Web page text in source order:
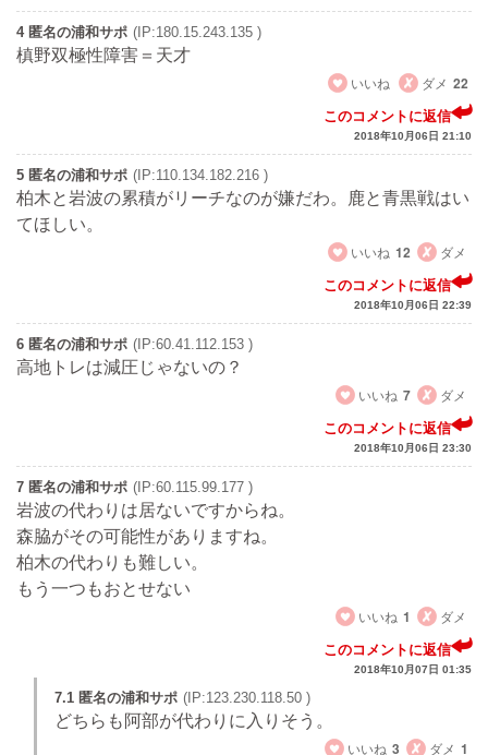
4 匿名の浦和サポ (IP:180.15.243.135 )
槙野双極性障害＝天才
いいね
ダメ 22
このコメントに返信
2018年10月06日 21:10
5 匿名の浦和サポ (IP:110.134.182.216 )
柏木と岩波の累積がリーチなのが嫌だわ。鹿と青黒戦はい
てほしい。
いいね 12 ダメ
このコメントに返信
2018年10月06日 22:39
6 匿名の浦和サポ (IP:60.41.112.153 )
高地トレは減圧じゃないの？
いいね 7 ダメ
このコメントに返信
2018年10月06日 23:30
7 匿名の浦和サポ (IP:60.115.99.177 )
岩波の代わりは居ないですからね。
森脇がその可能性がありますね。
柏木の代わりも難しい。
もう一つもおとせない
いいね 1 ダメ
このコメントに返信
2018年10月07日 01:35
7.1 匿名の浦和サポ (IP:123.230.118.50 )
どちらも阿部が代わりに入りそう。
いいね 3 ダメ 1